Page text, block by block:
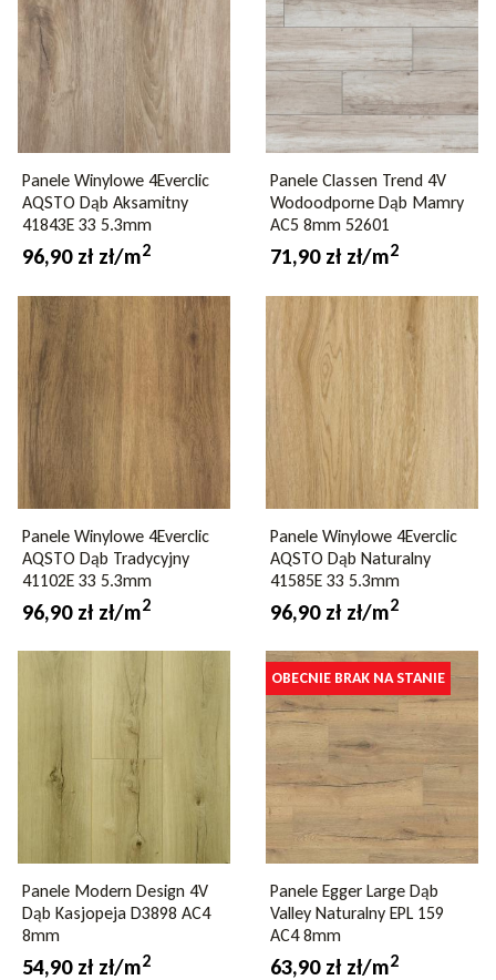
Panele Winylowe 4Everclic
AQSTO Dąb Aksamitny
41843E 33 5.3mm
96,90 zł zł/m2
Panele Classen Trend 4V
Wodoodporne Dąb Mamry
AC5 8mm 52601
71,90 zł zł/m2
Panele Winylowe 4Everclic
AQSTO Dąb Tradycyjny
41102E 33 5.3mm
96,90 zł zł/m2
Panele Winylowe 4Everclic
AQSTO Dąb Naturalny
41585E 33 5.3mm
96,90 zł zł/m2
Panele Modern Design 4V
Dąb Kasjopeja D3898 AC4
8mm
54,90 zł zł/m2
Panele Egger Large Dąb
Valley Naturalny EPL 159
AC4 8mm
63,90 zł zł/m2
OBECNIE BRAK NA STANIE